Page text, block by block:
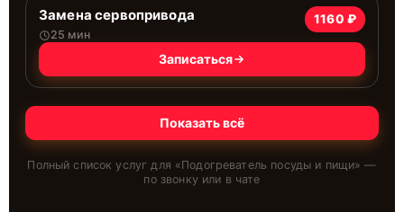
Замена сервопривода
25 мин
1160 ₽
Записаться
Показать всё
Полный список услуг для «Подогреватель посуды и пищи» —
по звонку или в чате